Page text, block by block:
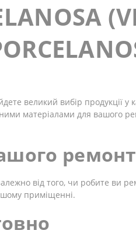
великий вибір продукції у
матеріалами для вашого
від того, чи робите ви
приміщенні.